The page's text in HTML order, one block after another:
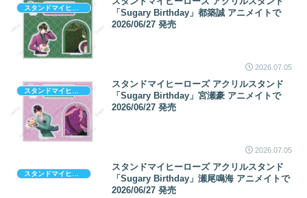
「Sugary Birthday」都築誠 アニメイトで
2026/06/27 発売
2026.07.05
スタンドマイヒーローズ アクリルスタンド
「Sugary Birthday」宮瀬豪 アニメイトで
2026/06/27 発売
2026.07.05
スタンドマイヒーローズ アクリルスタンド
「Sugary Birthday」瀬尾鳴海 アニメイトで
2026/06/27 発売